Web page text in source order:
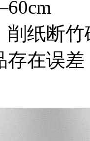
削纸断竹
存在误